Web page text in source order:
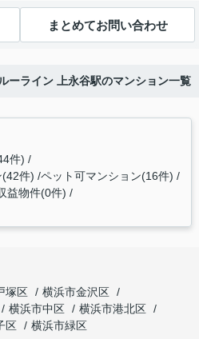
まとめてお問い合わせ
ーライン 上永谷駅のマンション一覧
件)
(42件) ペット可マンション(16件)
益物件(0件)
塚区
横浜市金沢区
横浜市中区
横浜市港北区
区
横浜市緑区